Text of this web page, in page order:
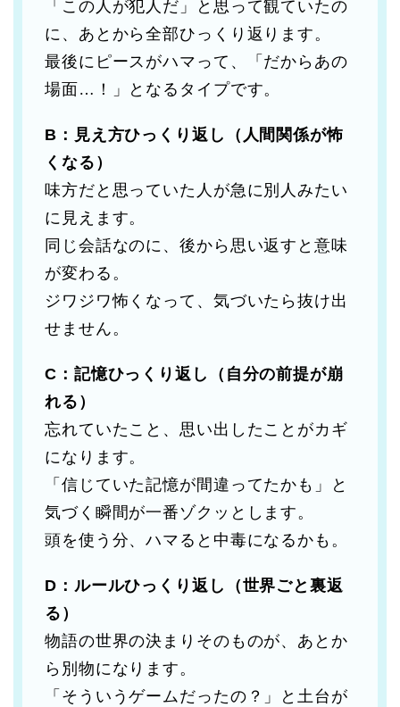
「この人が犯人だ」と思って観ていたの
に、あとから全部ひっくり返ります。
最後にピースがハマって、「だからあの
場面…！」となるタイプです。
B：見え方ひっくり返し（人間関係が怖
くなる）
味方だと思っていた人が急に別人みたい
に見えます。
同じ会話なのに、後から思い返すと意味
が変わる。
ジワジワ怖くなって、気づいたら抜け出
せません。
C：記憶ひっくり返し（自分の前提が崩
れる）
忘れていたこと、思い出したことがカギ
になります。
「信じていた記憶が間違ってたかも」と
気づく瞬間が一番ゾクッとします。
頭を使う分、ハマると中毒になるかも。
D：ルールひっくり返し（世界ごと裏返
る）
物語の世界の決まりそのものが、あとか
ら別物になります。
「そういうゲームだったの？」と土台が